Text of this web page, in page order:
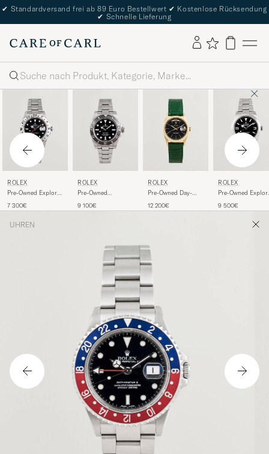
✔ Standardversand frei ab 89 Euro Bestellwert ✔ Kostenlose Rücksendung
✔ Schnelle Lieferung
Suche
ROLEX
Pre-Owned Explorer
7 300€
ROLEX
Pre-Owned
9 100€
ROLEX
Pre-Owned Day-
12 200€
ROLEX
Pre-Owned
9 500€
UHREN